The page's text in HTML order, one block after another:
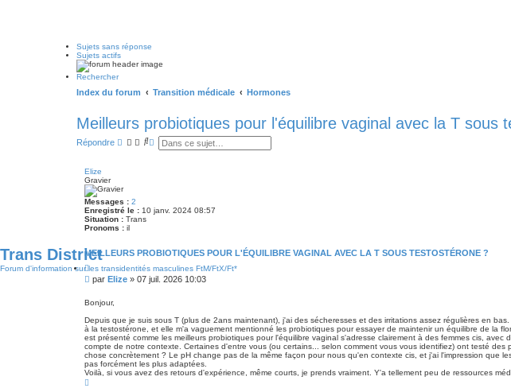
Sujets sans réponse
Sujets actifs
Trans District
Forum d'information sur les transidentités masculines FtM/FtX/Ft*
Rechercher
Index du forum Transition médicale Hormones
Meilleurs probiotiques pour l'équilibre vaginal avec la T sous
Répondre
R
h
e
R
h
e
n
é
e
Elize
Gravier
Messages : 2
Enregistré le : 10 janv. 2024 08:57
Situation : Trans
Pronoms : il
MEILLEURS PROBIOTIQUES POUR L'ÉQUILIBRE VAGINAL AVEC LA T SOUS TESTOSTÉRONE ?
C
i
t
t
o
n
M
s
a
g
e
par Elize » 07 juil. 2026 10:03
Bonjour,
Depuis que je suis sous T (plus de 2ans maintenant), j'ai des sécheresses et des irritations assez régulières en
à la testostérone, et elle m'a vaguement mentionné les probiotiques pour essayer de maintenir un équilibre de la
est présenté comme les meilleurs probiotiques pour l'équilibre vaginal s'adresse clairement à des femmes cis,
compte de notre contexte. Certaines d'entre vous (ou certains... selon comment vous vous identifiez) ont testé
chose concrètement ? Le pH change pas de la même façon pour nous qu'en contexte cis, et j'ai l'impression que
pas forcément les plus adaptées.
Voilà, si vous avez des retours d'expérience, même courts, je prends vraiment. Y'a tellement peu de ressources